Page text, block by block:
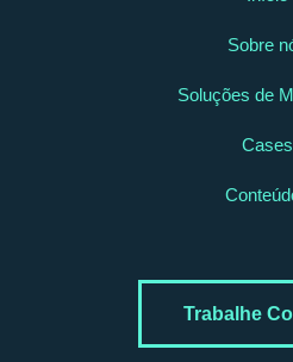
Sobre
Soluções de
Cases
Trabalhe